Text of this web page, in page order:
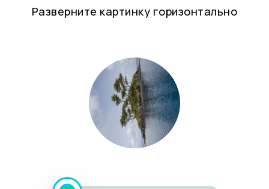
Разверните картинку горизонтально